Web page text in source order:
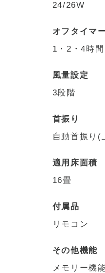
24/26W
オフタイマ
1・2・4時間
風量設定
3段階
首振り
自動首振り(
適用床面積
16畳
付属品
リモコン
その他機能
メモリー機